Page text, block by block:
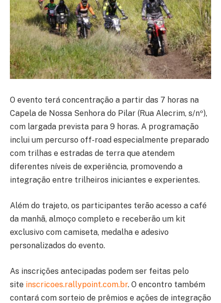
O evento terá concentração a partir das 7 horas na
Capela de Nossa Senhora do Pilar (Rua Alecrim, s/nº),
com largada prevista para 9 horas. A programação
inclui um percurso off-road especialmente preparado
com trilhas e estradas de terra que atendem
diferentes níveis de experiência, promovendo a
integração entre trilheiros iniciantes e experientes.
Além do trajeto, os participantes terão acesso a café
da manhã, almoço completo e receberão um kit
exclusivo com camiseta, medalha e adesivo
personalizados do evento.
As inscrições antecipadas podem ser feitas pelo
site inscricoes.rallypoint.com.br. O encontro também
contará com sorteio de prêmios e ações de integração